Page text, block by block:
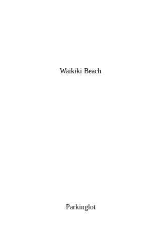
Waikiki Beach
Parkinglot